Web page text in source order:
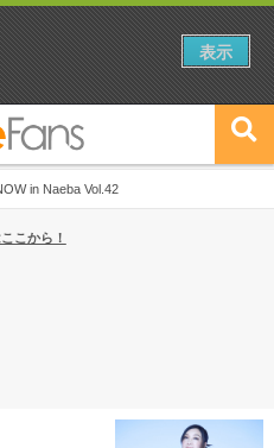
in Naeba Vol.42
半期編発表！
こから！
表示